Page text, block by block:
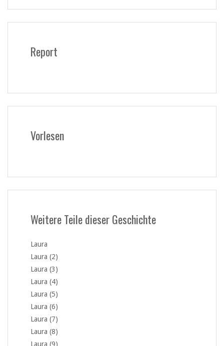
Report
Vorlesen
Weitere Teile dieser Geschichte
Laura
Laura (2)
Laura (3)
Laura (4)
Laura (5)
Laura (6)
Laura (7)
Laura (8)
Laura (9)